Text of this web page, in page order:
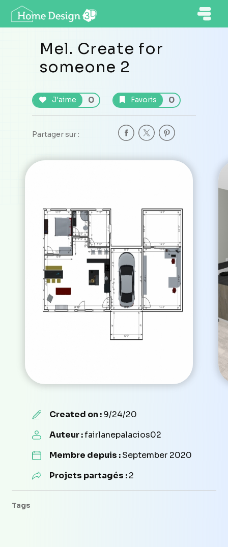
Mel. Create for
someone 2
J'aime 0 Favoris 0
Partager sur :
Created on :9/24/20
Auteur :fairlanepalacios02
Membre depuis :September 2020
Projets partagés :2
Tags